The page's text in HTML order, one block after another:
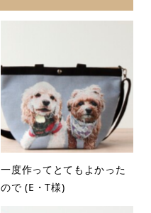
一度作ってとてもよかった
ので (E・T様)